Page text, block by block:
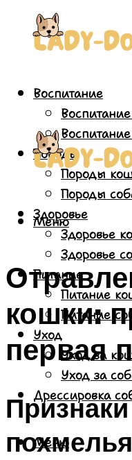
Воспитание
Породы
Породы
Породы
Здоровье
Здоровье
Здоровье
Питание
Питание
Питание
Уход
Уход за
Уход за
Дрессировка
Меню
Меню
кошки:
первая
похмелья